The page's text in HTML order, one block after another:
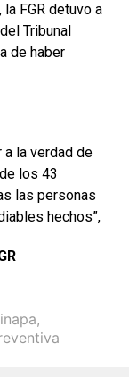
FGR detuvo a
Tribunal
de haber
a la verdad de
los 43
las personas
hechos”,
,